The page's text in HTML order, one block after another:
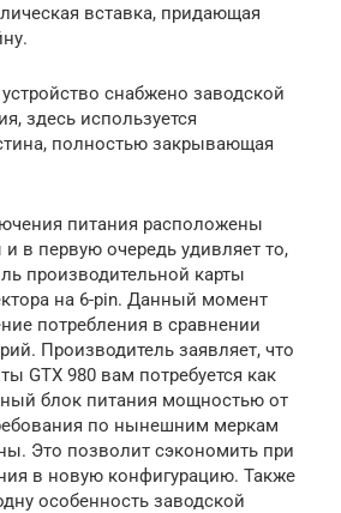
вставка, придающая
снабжено заводской
здесь используется
полностью закрывающая
питания расположены
в первую очередь удивляет то,
производительной карты
на 6-pin. Данный момент
потребления в сравнении
Производитель заявляет, что
GTX 980 вам потребуется как
блок питания мощностью от
по нынешним меркам
Это позволит сэкономить при
в новую конфигурацию. Также
особенность заводской